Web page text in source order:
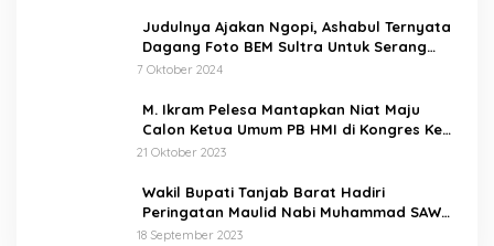
sekedar ajang perlombaan
saja, melainkan untuk
memahami dan bisa
mengamalkan isi
dalam kehidupan sehari
hari, sesuai dengan tema.
“Melalui STQ ke-53 Tingkat
implementasikan nilai -nilai
Al-Qur’an, membangun
Generasi yang cerdas
Judulnya Ajakan Ngopi, Ashabul Ternyata
Dagang Foto BEM Sultra Untuk Serang
Paslon
7 Oktober 2024
M. Ikram Pelesa Mantapkan Niat Maju
Calon Ketua Umum PB HMI di Kongres Ke
XXXII Pontianak
21 Oktober 2023
Wakil Bupati Tanjab Barat Hadiri
Peringatan Maulid Nabi Muhammad SAW
1445 H di Masjid Darul Falah Senyerang
18 September 2023